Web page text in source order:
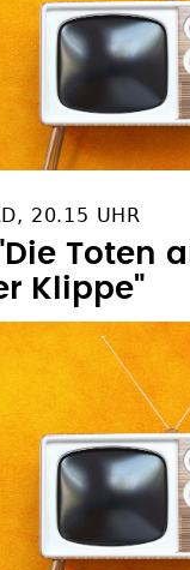
20.15 UHR
Toten
Klippe"